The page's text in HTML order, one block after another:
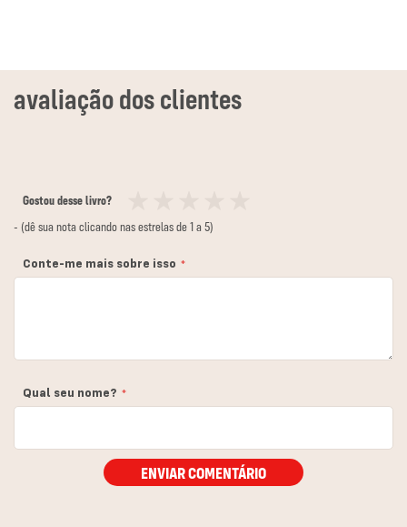
Gostou desse livro?
12
3
4
5
- (dê sua nota clicando nas estrelas de 1 a 5)
Conte-me mais sobre isso
Qual seu nome?
ENVIAR COMENTÁRIO